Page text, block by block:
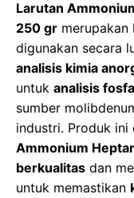
o
o
k
o
n
p
p
Larutan
250 gr
digunakan secara
analisis kimia
untuk analisis
sumber
industri. Produk ini
Ammonium
berkualitas dan
untuk memastikan